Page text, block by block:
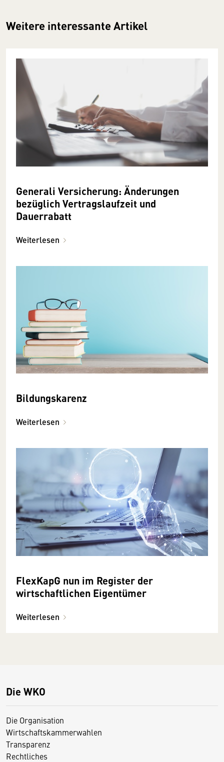
Weitere interessante Artikel
Generali Versicherung: Änderungen
bezüglich Vertragslaufzeit und
Dauerrabatt
Weiterlesen
Bildungskarenz
Weiterlesen
FlexKapG nun im Register der
wirtschaftlichen Eigentümer
Weiterlesen
Die WKO
Die Organisation
Wirtschaftskammerwahlen
Transparenz
Rechtliches